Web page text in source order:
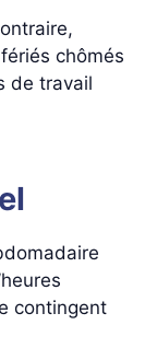
chômés
de travail
contingent